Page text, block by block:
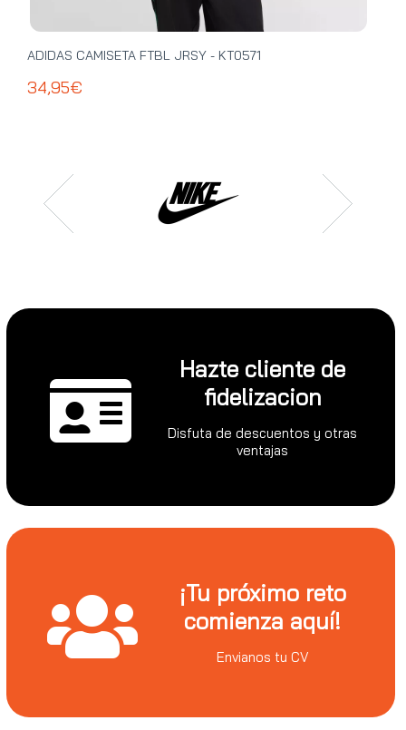
ADIDAS CAMISETA FTBL JRSY - KT0571
34,95€
Hazte cliente de
fidelizacion
Disfuta de descuentos y otras
ventajas
¡Tu próximo reto
comienza aquí!
Envianos tu CV